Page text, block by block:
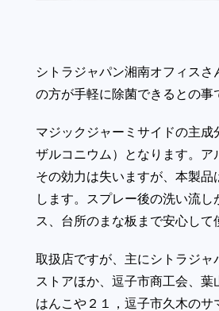
シトラジャパン湘南オフィス
の方が手軽に除菌できるとの事
マジックジャーミサイドの主
ザルコニウム）となります。
その効力は失いますが、本製
します。スプレー後の洗い流
ス、台所のまな板まで安心して
取扱店ですが、主にシトラジ
ストアほか、逗子市商工会、
はんこや２１，逗子市久木のサ